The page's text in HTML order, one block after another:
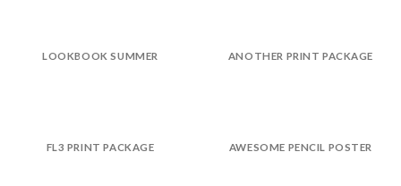
LOOKBOOK SUMMER ANOTHER PRINT PACKAGE
FL3 PRINT PACKAGE AWESOME PENCIL POSTER